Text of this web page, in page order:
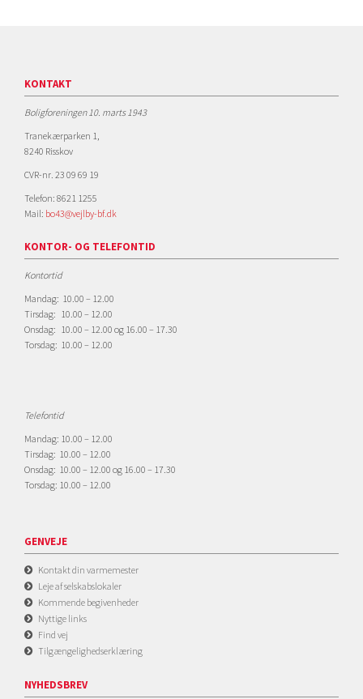
KONTAKT
Boligforeningen 10. marts 1943
Tranekærparken 1,
8240 Risskov
CVR-nr. 23 09 69 19
Telefon: 8621 1255
Mail: bo43@vejlby-bf.dk
KONTOR- OG TELEFONTID
Kontortid
Mandag: 10.00 – 12.00
Tirsdag: 10.00 – 12.00
Onsdag: 10.00 – 12.00 og 16.00 – 17.30
Torsdag: 10.00 – 12.00
Telefontid
Mandag: 10.00 – 12.00
Tirsdag: 10.00 – 12.00
Onsdag: 10.00 – 12.00 og 16.00 – 17.30
Torsdag: 10.00 – 12.00
GENVEJE
Kontakt din varmemester
Leje af selskabslokaler
Kommende begivenheder
Nyttige links
Find vej
Tilgængelighedserklæring
NYHEDSBREV